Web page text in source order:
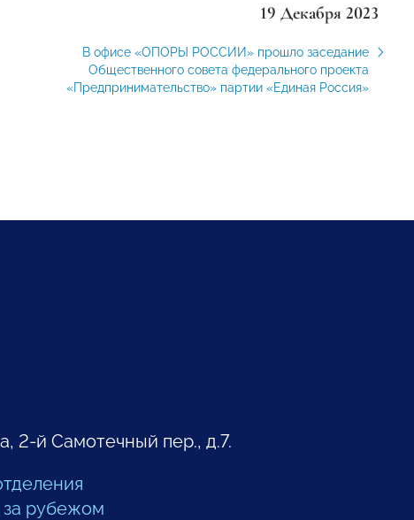
19 Декабря 2023
В офисе «ОПОРЫ РОССИИ» прошло заседание
Общественного совета федерального проекта
«Предпринимательство» партии «Единая Россия»
2-й Самотечный пер., д.7.
за рубежом